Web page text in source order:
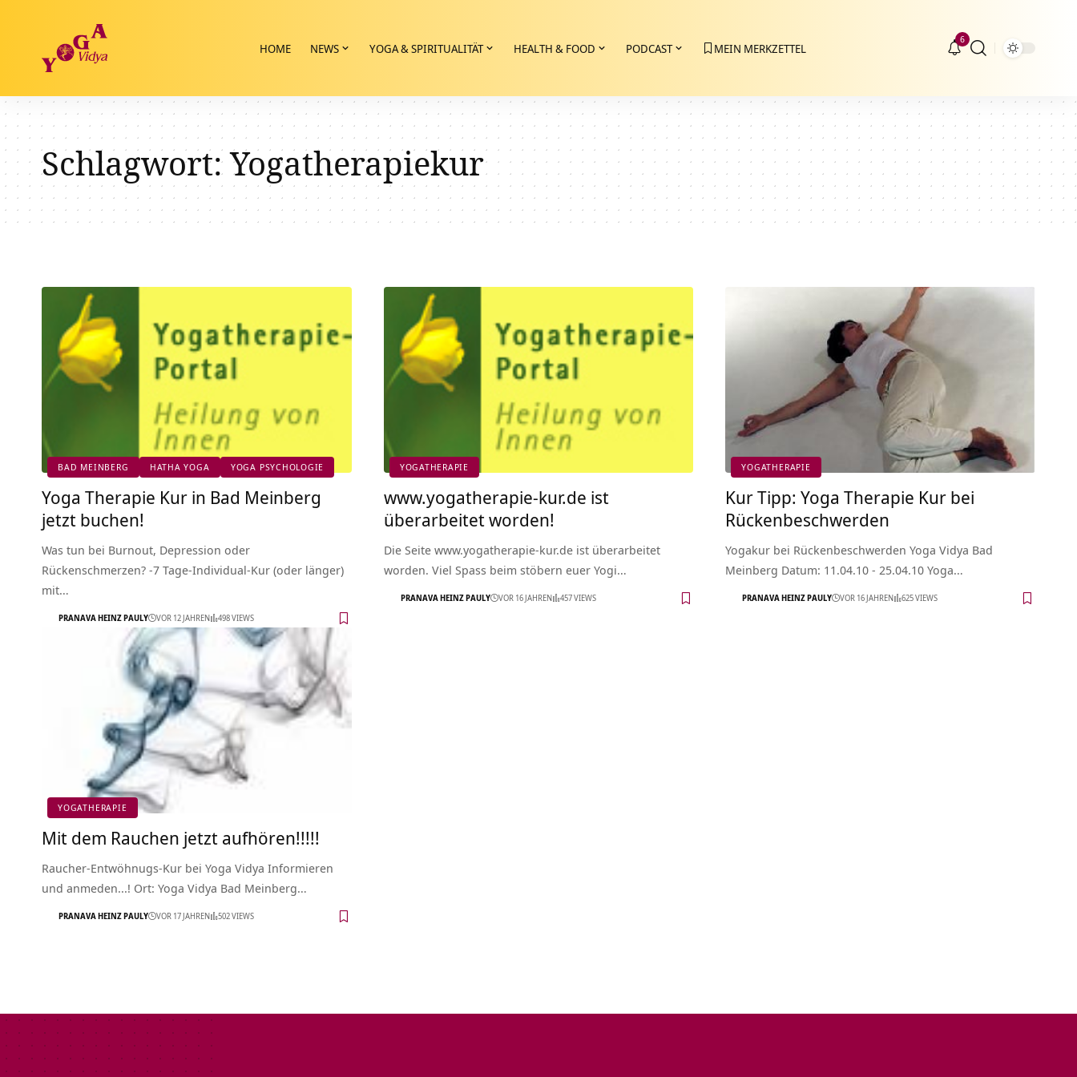
HOME NEWS YOGA & SPIRITUALITÄT HEALTH & FOOD PODCAST MEIN MERKZETTEL
6
Schlagwort:Yogatherapiekur
BAD MEINBERG HATHA YOGA YOGA PSYCHOLOGIE
Yoga Therapie Kur in Bad Meinberg
jetzt buchen!
Was tun bei Burnout, Depression oder
Rückenschmerzen? -7 Tage-Individual-Kur (oder länger)
mit…
PRANAVA HEINZ PAULY VOR 12 JAHREN 498 VIEWS
YOGATHERAPIE
www.yogatherapie-kur.de ist
überarbeitet worden!
Die Seite www.yogatherapie-kur.de ist überarbeitet
worden. Viel Spass beim stöbern euer Yogi…
PRANAVA HEINZ PAULY VOR 16 JAHREN 457 VIEWS
YOGATHERAPIE
Kur Tipp: Yoga Therapie Kur bei
Rückenbeschwerden
Yogakur bei Rückenbeschwerden Yoga Vidya Bad
Meinberg Datum: 11.04.10 - 25.04.10 Yoga…
PRANAVA HEINZ PAULY VOR 16 JAHREN 625 VIEWS
YOGATHERAPIE
Mit dem Rauchen jetzt aufhören!!!!!
Raucher-Entwöhnugs-Kur bei Yoga Vidya Informieren
und anmeden...! Ort: Yoga Vidya Bad Meinberg…
PRANAVA HEINZ PAULY VOR 17 JAHREN 502 VIEWS